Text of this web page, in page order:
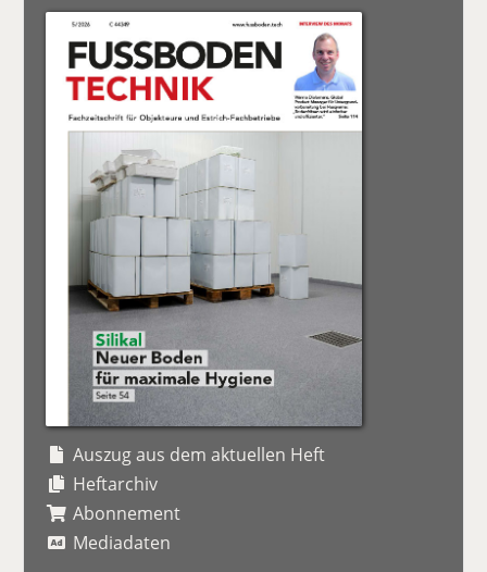
Auszug aus dem aktuellen Heft
Heftarchiv
Abonnement
Mediadaten